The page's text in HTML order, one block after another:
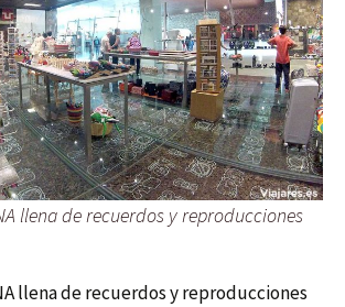
llena de recuerdos y reproducciones
llena de recuerdos y reproducciones